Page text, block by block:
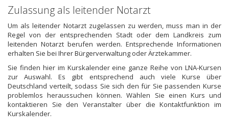
Zulassung als leitender Notarzt
Um als leitender Notarzt zugelassen zu werden, muss man in der
Regel von der entsprechenden Stadt oder dem Landkreis zum
leitenden Notarzt berufen werden. Entsprechende Informationen
erhalten Sie bei Ihrer Bürgerverwaltung oder Ärztekammer.
Sie finden hier im Kurskalender eine ganze Reihe von LNA-Kursen
zur Auswahl. Es gibt entsprechend auch viele Kurse über
Deutschland verteilt, sodass Sie sich den für Sie passenden Kurse
problemlos heraussuchen können. Wählen Sie einen Kurs und
kontaktieren Sie den Veranstalter über die Kontaktfunktion im
Kurskalender.